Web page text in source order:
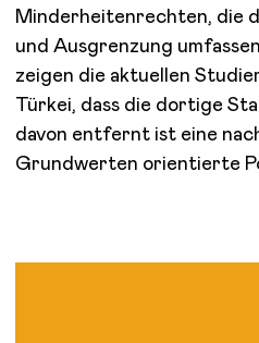
Minderheitenrechten, die
und Ausgrenzung
zeigen die aktuellen
Türkei, dass die dortige
davon entfernt ist eine
Grundwerten orientierte